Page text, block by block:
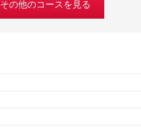
その他のコースを見る